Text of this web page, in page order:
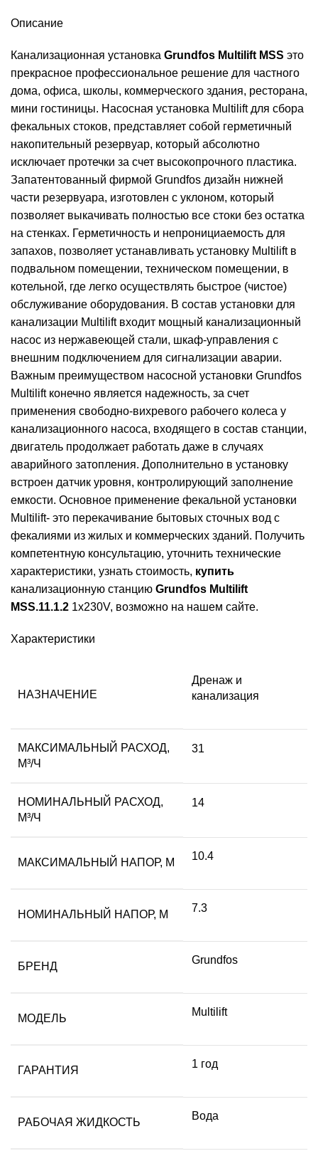
Описание
Канализационная установка Grundfos Multilift MSS это
прекрасное профессиональное решение для частного
дома, офиса, школы, коммерческого здания, ресторана,
мини гостиницы. Насосная установка Multilift для сбора
фекальных стоков, представляет собой герметичный
накопительный резервуар, который абсолютно
исключает протечки за счет высокопрочного пластика.
Запатентованный фирмой Grundfos дизайн нижней
части резервуара, изготовлен с уклоном, который
позволяет выкачивать полностью все стоки без остатка
на стенках. Герметичность и непронициаемость для
запахов, позволяет устанавливать установку Multilift в
подвальном помещении, техническом помещении, в
котельной, где легко осуществлять быстрое (чистое)
обслуживание оборудования. В состав установки для
канализации Multilift входит мощный канализационный
насос из нержавеющей стали, шкаф-управления с
внешним подключением для сигнализации аварии.
Важным преимуществом насосной установки Grundfos
Multilift конечно является надежность, за счет
применения свободно-вихревого рабочего колеса у
канализационного насоса, входящего в состав станции,
двигатель продолжает работать даже в случаях
аварийного затопления. Дополнительно в установку
встроен датчик уровня, контролирующий заполнение
емкости. Основное применение фекальной установки
Multilift- это перекачивание бытовых сточных вод с
фекалиями из жилых и коммерческих зданий. Получить
компетентную консультацию, уточнить технические
характеристики, узнать стоимость, купить
канализационную станцию Grundfos Multilift
MSS.11.1.2 1x230V, возможно на нашем сайте.
Характеристики
НАЗНАЧЕНИЕ
Дренаж и
канализация
МАКСИМАЛЬНЫЙ РАСХОД,
М³/Ч
31
НОМИНАЛЬНЫЙ РАСХОД,
М³/Ч
14
МАКСИМАЛЬНЫЙ НАПОР, М
10.4
НОМИНАЛЬНЫЙ НАПОР, М
7.3
БРЕНД
Grundfos
МОДЕЛЬ
Multilift
ГАРАНТИЯ
1 год
РАБОЧАЯ ЖИДКОСТЬ
Вода